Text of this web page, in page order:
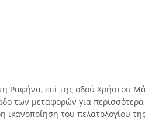
Ραφήνα, επί της οδού Χρήστου
των μεταφορών για περισσότερα
ικανοποίηση του πελατολογίου